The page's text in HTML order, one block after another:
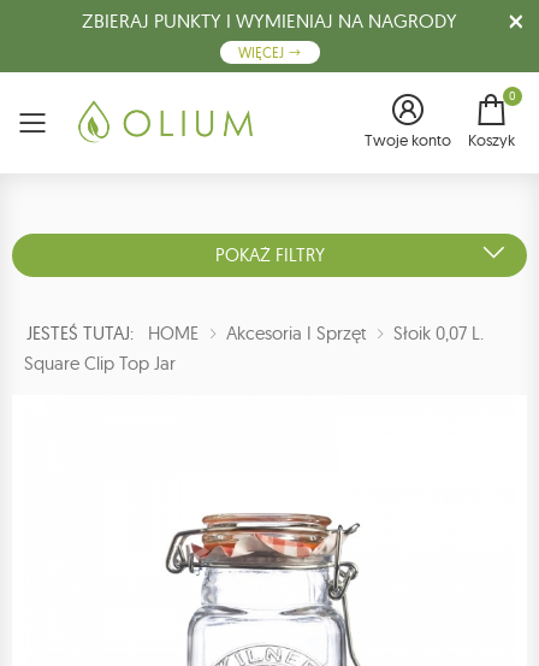
ZBIERAJ PUNKTY I WYMIENIAJ NA NAGRODY
WIĘCEJ
Menu Twoje konto
0
Koszyk
POKAŻ FILTRY
JESTEŚ TUTAJ: HOME Akcesoria I Sprzęt
Słoik 0,07 L.
Square Clip Top Jar